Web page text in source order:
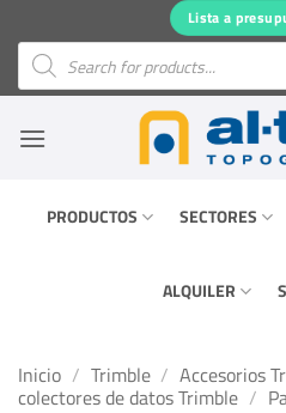
contenido
Lista a
Búsqueda
productos
PRODUCTOS SECTORES
ALQUILER
Inicio / Trimble / Accesorios
colectores de datos Trimble /